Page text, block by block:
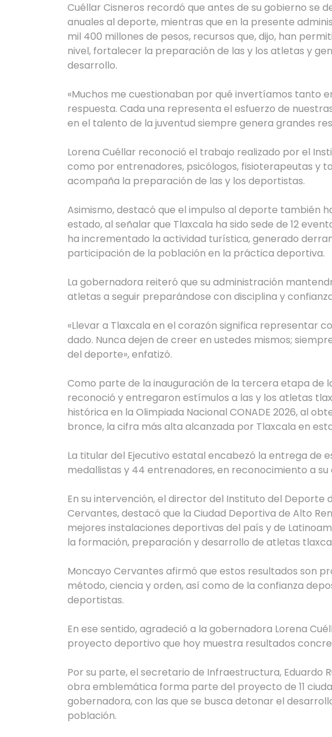
Cuéllar Cisneros recordó que antes de su gobierno se
anuales al deporte, mientras que en la presente
mil 400 millones de pesos, recursos que, dijo, han
nivel, fortalecer la preparación de las y los atletas y
desarrollo.
«Muchos me cuestionaban por qué invertíamos tanto
respuesta. Cada una representa el esfuerzo de
en el talento de la juventud siempre genera grandes
Lorena Cuéllar reconoció el trabajo realizado por el
como por entrenadores, psicólogos, fisioterapeutas y
acompaña la preparación de las y los deportistas.
Asimismo, destacó que el impulso al deporte también
estado, al señalar que Tlaxcala ha sido sede de 12
ha incrementado la actividad turística, generado
participación de la población en la práctica deportiva.
La gobernadora reiteró que su administración
atletas a seguir preparándose con disciplina y
«Llevar a Tlaxcala en el corazón significa representar
dado. Nunca dejen de creer en ustedes mismos;
del deporte», enfatizó.
Como parte de la inauguración de la tercera etapa de
reconoció y entregaron estímulos a las y los atletas
histórica en la Olimpiada Nacional CONADE 2026, al
bronce, la cifra más alta alcanzada por Tlaxcala en
La titular del Ejecutivo estatal encabezó la entrega de
medallistas y 44 entrenadores, en reconocimiento a su
En su intervención, el director del Instituto del Deporte
Cervantes, destacó que la Ciudad Deportiva de Alto
mejores instalaciones deportivas del país y de
la formación, preparación y desarrollo de atletas
Moncayo Cervantes afirmó que estos resultados son
método, ciencia y orden, así como de la confianza
deportistas.
En ese sentido, agradeció a la gobernadora Lorena
proyecto deportivo que hoy muestra resultados
Por su parte, el secretario de Infraestructura, Eduardo
obra emblemática forma parte del proyecto de 11
gobernadora, con las que se busca detonar el
población.